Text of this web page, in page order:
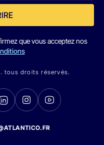
que vous acceptez nos
tous droits réservés.